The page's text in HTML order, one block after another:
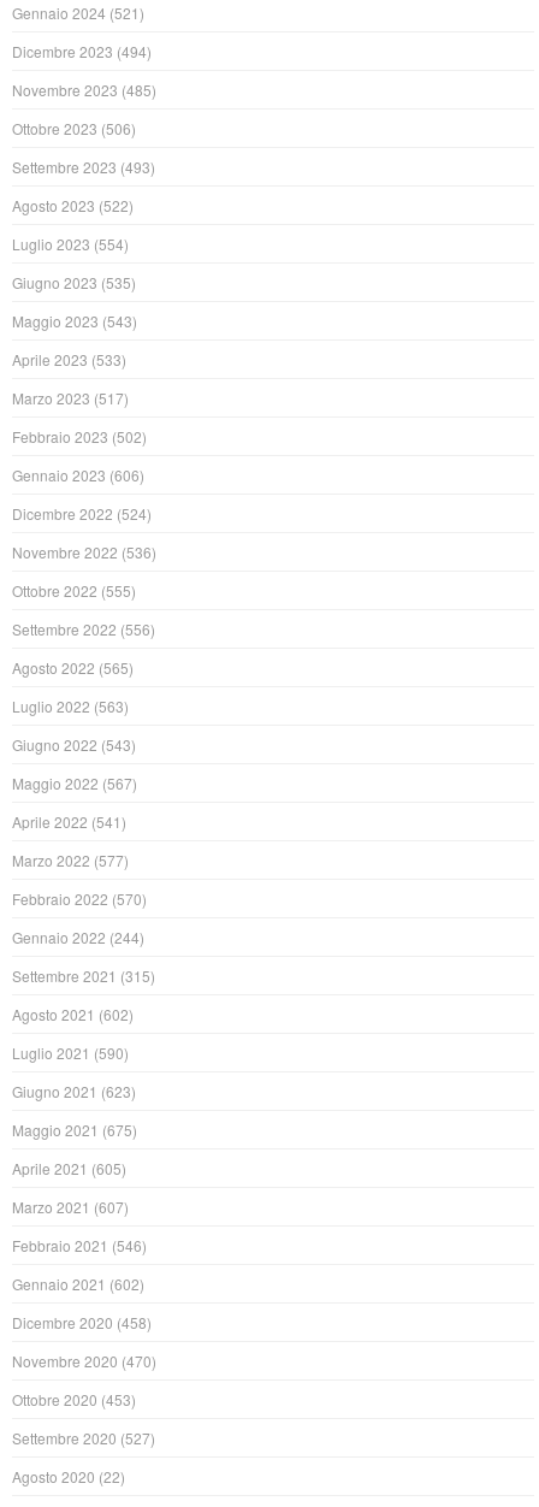
Gennaio 2024 (521)
Dicembre 2023 (494)
Novembre 2023 (485)
Ottobre 2023 (506)
Settembre 2023 (493)
Agosto 2023 (522)
Luglio 2023 (554)
Giugno 2023 (535)
Maggio 2023 (543)
Aprile 2023 (533)
Marzo 2023 (517)
Febbraio 2023 (502)
Gennaio 2023 (606)
Dicembre 2022 (524)
Novembre 2022 (536)
Ottobre 2022 (555)
Settembre 2022 (556)
Agosto 2022 (565)
Luglio 2022 (563)
Giugno 2022 (543)
Maggio 2022 (567)
Aprile 2022 (541)
Marzo 2022 (577)
Febbraio 2022 (570)
Gennaio 2022 (244)
Settembre 2021 (315)
Agosto 2021 (602)
Luglio 2021 (590)
Giugno 2021 (623)
Maggio 2021 (675)
Aprile 2021 (605)
Marzo 2021 (607)
Febbraio 2021 (546)
Gennaio 2021 (602)
Dicembre 2020 (458)
Novembre 2020 (470)
Ottobre 2020 (453)
Settembre 2020 (527)
Agosto 2020 (22)